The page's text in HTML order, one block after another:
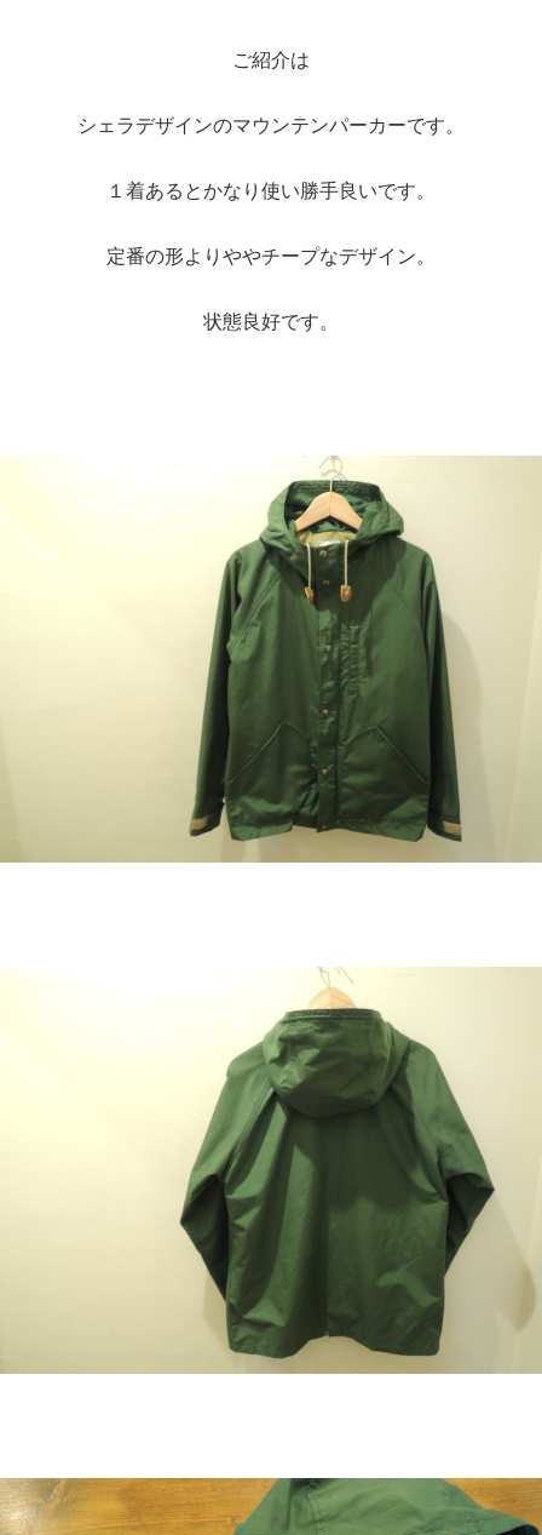
ご紹介は
シェラデザインのマウンテンパーカーです。
１着あるとかなり使い勝手良いです。
定番の形よりややチープなデザイン。
状態良好です。